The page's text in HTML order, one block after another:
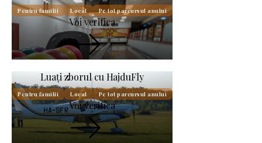
Pentru familii Local Pe tot parcursul anului
Voi verifica
Luați zborul cu HajduFly
Pentru familii Local Pe tot parcursul anului
Voi verifica